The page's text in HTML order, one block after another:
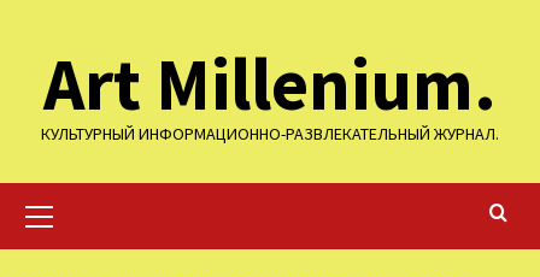
содержимому
Art Millenium.
КУЛЬТУРНЫЙ ИНФОРМАЦИОННО-РАЗВЛЕКАТЕЛЬНЫЙ ЖУРНАЛ.
меню